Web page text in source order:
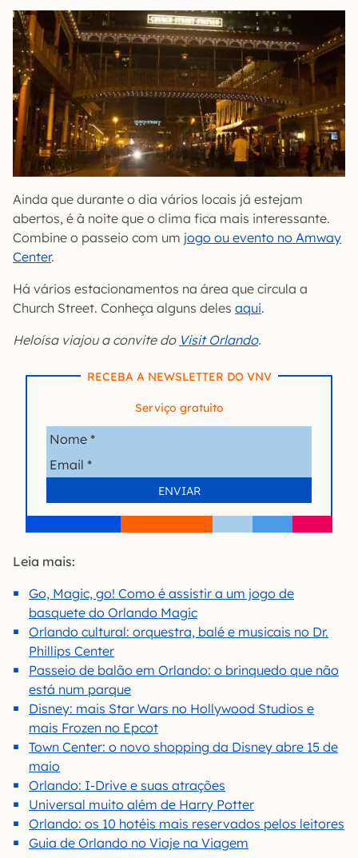
Ainda que durante o dia vários locais já estejam
abertos, é à noite que o clima fica mais interessante.
Combine o passeio com um jogo ou evento no Amway
Center.
Há vários estacionamentos na área que circula a
Church Street. Conheça alguns deles aqui.
Heloísa viajou a convite do Visit Orlando.
RECEBA A NEWSLETTER DO VNV
Serviço gratuito
Leia mais:
Go, Magic, go! Como é assistir a um jogo de
basquete do Orlando Magic
Orlando cultural: orquestra, balé e musicais no Dr.
Phillips Center
Passeio de balão em Orlando: o brinquedo que não
está num parque
Disney: mais Star Wars no Hollywood Studios e
mais Frozen no Epcot
Town Center: o novo shopping da Disney abre 15 de
maio
Orlando: I-Drive e suas atrações
Universal muito além de Harry Potter
Orlando: os 10 hotéis mais reservados pelos leitores
Guia de Orlando no Viaje na Viagem